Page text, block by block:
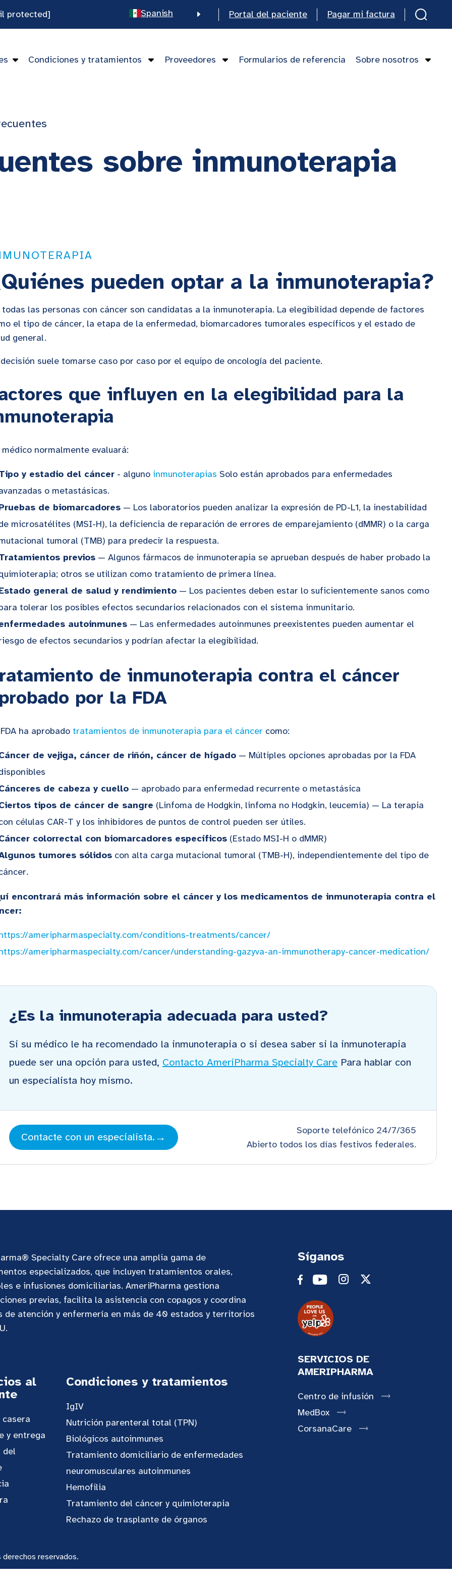
protected] Spanish Portal del paciente Pagar mi factura
Condiciones y tratamientos Proveedores Formularios de referencia Sobre nosotros
sobre inmunoterapia
pueden optar a la inmunoterapia?
todas las personas con cáncer son candidatas a la inmunoterapia. La elegibilidad depende de factores
el tipo de cáncer, la etapa de la enfermedad, biomarcadores tumorales específicos y el estado de
general.
suele tomarse caso por caso por el equipo de oncología del paciente.
que influyen en la elegibilidad para la
médico normalmente evaluará:
y estadio del cáncer - alguno inmunoterapias Solo están aprobados para enfermedades
o metastásicas.
de biomarcadores — Los laboratorios pueden analizar la expresión de PD-L1, la inestabilidad
microsatélites (MSI-H), la deficiencia de reparación de errores de emparejamiento (dMMR) o la carga
tumoral (TMB) para predecir la respuesta.
previos — Algunos fármacos de inmunoterapia se aprueban después de haber probado la
otros se utilizan como tratamiento de primera línea.
general de salud y rendimiento — Los pacientes deben estar lo suficientemente sanos como
tolerar los posibles efectos secundarios relacionados con el sistema inmunitario.
autoinmunes — Las enfermedades autoinmunes preexistentes pueden aumentar el
de efectos secundarios y podrían afectar la elegibilidad.
de inmunoterapia contra el cáncer
por la FDA
ha aprobado tratamientos de inmunoterapia para el cáncer como:
de vejiga, cáncer de riñón, cáncer de hígado — Múltiples opciones aprobadas por la FDA
de cabeza y cuello — aprobado para enfermedad recurrente o metastásica
tipos de cáncer de sangre (Linfoma de Hodgkin, linfoma no Hodgkin, leucemia) — La terapia
células CAR-T y los inhibidores de puntos de control pueden ser útiles.
colorrectal con biomarcadores específicos (Estado MSI-H o dMMR)
tumores sólidos con alta carga mutacional tumoral (TMB-H), independientemente del tipo de
encontrará más información sobre el cáncer y los medicamentos de inmunoterapia contra el
ameripharmaspecialty.com/conditions-treatments/cancer/
ameripharmaspecialty.com/cancer/understanding-gazyva-an-immunotherapy-cancer-medication/
¿Es la inmunoterapia adecuada para usted?
Si su médico le ha recomendado la inmunoterapia o si desea saber si la inmunoterapia
puede ser una opción para usted, Contacto AmeriPharma Specialty Care Para hablar con
un especialista hoy mismo.
Contacte con un especialista. →
Soporte telefónico 24/7/365
Abierto todos los días festivos federales.
Specialty Care ofrece una amplia gama de
especializados, que incluyen tratamientos orales,
e infusiones domiciliarias. AmeriPharma gestiona
previas, facilita la asistencia con copagos y coordina
de atención y enfermería en más de 40 estados y territorios
al
y entrega
del
Condiciones y tratamientos
IgIV
Nutrición parenteral total (TPN)
Biológicos autoinmunes
Tratamiento domiciliario de enfermedades
neuromusculares autoinmunes
Hemofilia
Tratamiento del cáncer y quimioterapia
Rechazo de trasplante de órganos
Síganos
SERVICIOS DE
AMERIPHARMA
Centro de infusión
MedBox
CorsanaCare
reservados.